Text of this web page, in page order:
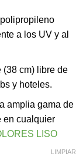
a los UV y al
cm) libre de
y hoteles.
amplia gama de
en cualquier
LISO
LIMPIAR